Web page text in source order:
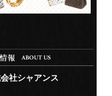
社シャアンス